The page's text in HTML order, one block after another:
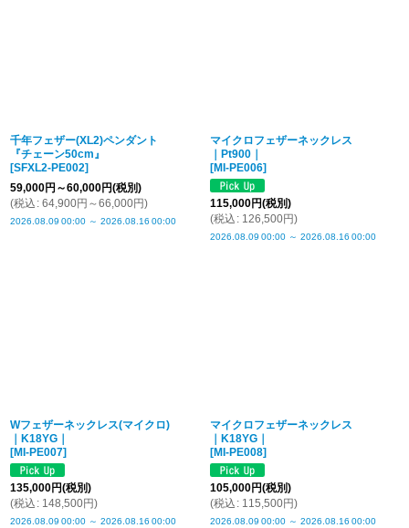
千年フェザー(XL2)ペンダント
『チェーン50cm』
[SFXL2-PE002]
59,000円 ～60,000円(税別)
(税込 : 64,900円 ～66,000円)
2026.08.09 00:00 ～ 2026.08.16 00:00
マイクロフェザーネックレス
｜Pt900｜
[MI-PE006]
115,000円(税別)
(税込 : 126,500円)
2026.08.09 00:00 ～ 2026.08.16 00:00
Wフェザーネックレス(マイクロ)
｜K18YG｜
[MI-PE007]
135,000円(税別)
(税込 : 148,500円)
2026.08.09 00:00 ～ 2026.08.16 00:00
マイクロフェザーネックレス
｜K18YG｜
[MI-PE008]
105,000円(税別)
(税込 : 115,500円)
2026.08.09 00:00 ～ 2026.08.16 00:00